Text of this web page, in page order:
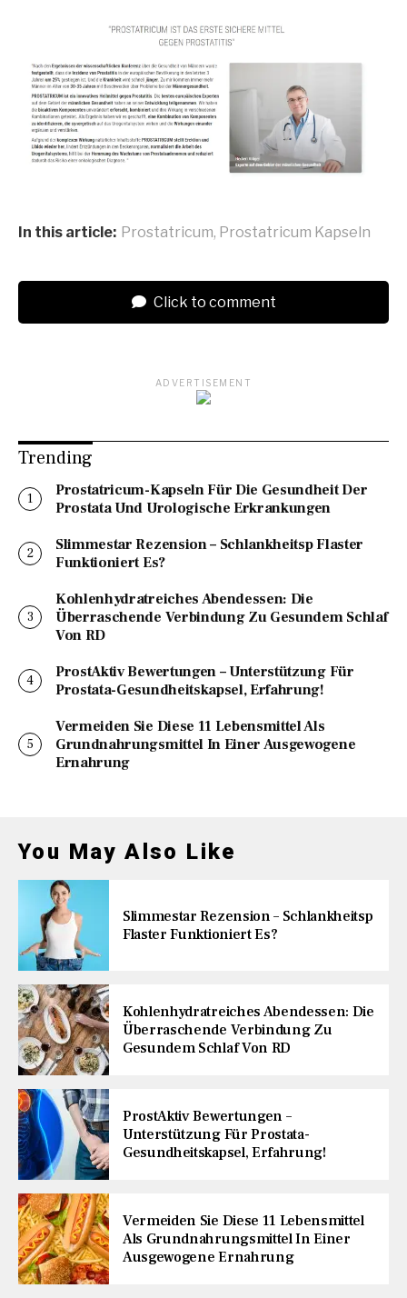
In this article: Prostatricum, Prostatricum Kapseln
Click to comment
ADVERTISEMENT
Trending
Prostatricum-Kapseln Für Die Gesundheit Der
Prostata Und Urologische Erkrankungen
Slimmestar Rezension – Schlankheitsp Flaster
Funktioniert Es?
Kohlenhydratreiches Abendessen: Die
Überraschende Verbindung Zu Gesundem Schlaf
Von RD
ProstAktiv Bewertungen – Unterstützung Für
Prostata-Gesundheitskapsel, Erfahrung!
Vermeiden Sie Diese 11 Lebensmittel Als
Grundnahrungsmittel In Einer Ausgewogene
Ernahrung
You May Also Like
Slimmestar Rezension – Schlankheitsp
Flaster Funktioniert Es?
Kohlenhydratreiches Abendessen: Die
Überraschende Verbindung Zu
Gesundem Schlaf Von RD
ProstAktiv Bewertungen –
Unterstützung Für Prostata-
Gesundheitskapsel, Erfahrung!
Vermeiden Sie Diese 11 Lebensmittel
Als Grundnahrungsmittel In Einer
Ausgewogene Ernahrung